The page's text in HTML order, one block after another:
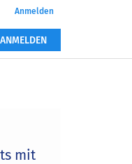
Anmelden
mit